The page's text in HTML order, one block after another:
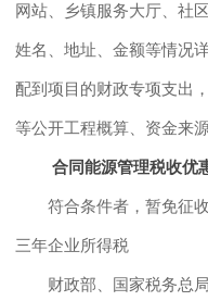
网站、乡镇服务大厅、社
姓名、地址、金额等情况
配到项目的财政专项支出
等公开工程概算、资金来
合同能源管理税收优
符合条件者，暂免征收
三年企业所得税
财政部、国家税务总局